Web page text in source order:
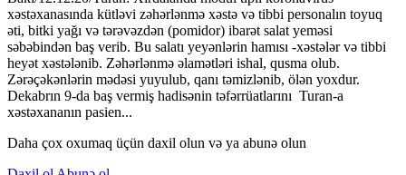
xəstəxanasında kütləvi zəhərlənmə xəstə və tibbi personalın toyuq
əti, bitki yağı və tərəvəzdən (pomidor) ibarət salat yeməsi
səbəbindən baş verib. Bu salatı yeyənlərin hamısı -xəstələr və tibbi
heyət xəstələnib. Zəhərlənmə əlamətləri ishal, qusma olub.
Zərəçəkənlərin mədəsi yuyulub, qanı təmizlənib, ölən yoxdur.
Dekabrın 9-da baş vermiş hadisənin təfərrüatlarını Turan-a
xəstəxananın pasien...
Daha çox oxumaq üçün daxil olun və ya abunə olun